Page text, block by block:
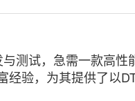
测试，急需一款高
验，为其提供了以